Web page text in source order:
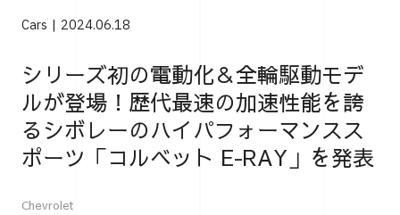
Cars 2024.06.18
シリーズ初の電動化＆全輪駆動モデ
ルが登場！歴代最速の加速性能を誇
るシボレーのハイパフォーマンスス
ポーツ「コルベット E-RAY」を発表
Chevrolet